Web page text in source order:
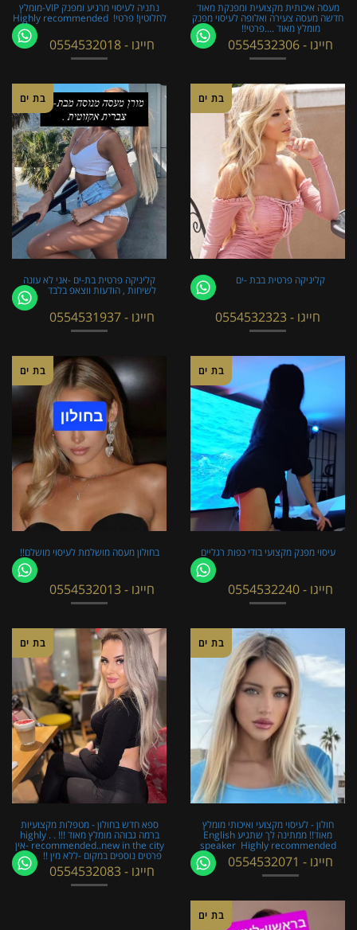
נתניה לעיסוי מרגיע ומפנק VIP-מומלץ
לחלוטין! פרטי! ​​​​​​ Highly recommended
חייגו - 0554532018
מעסה איכותית מקצועית ומפנקת מאוד
חדשה מעסה צעירה ואלופה לעיסוי מפנק
מומלץ מאוד ....פרטי!!
חייגו - 0554532306
בת ים
קליניקה פרטית בת-ים -אני לא עונה
לשיחות , הודעות ווצאפ בלבד
חייגו - 0554531937
בת ים
קליניקה פרטית בבת -ים
חייגו - 0554532323
בת ים
בחולון מעסה מושלמת לעיסוי מושלם!!
חייגו - 0554532013
בת ים
עיסוי מפנק מקצועי בודי כפות רגליים
חייגו - 0554532240
בת ים
ספא חדש בחולון - מטפלות מקצועיות
ברמה גבוהה מומלץ מאוד !!! . . highly
recommended..new in the city -אין
פרטים נוספים במקום -ללא מין !!
חייגו - 0554532083
בת ים
חולון - לעיסוי מקצועי ואיכותי מומלץ
מאוד!! ממתינה לך שתגיע English
speaker ​​​​​​ Highly recommended
חייגו - 0554532071
בת ים